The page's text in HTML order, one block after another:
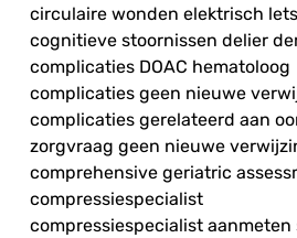
circulaire wonden elektrisch
cognitieve stoornissen delier
complicaties DOAC hematoloog
complicaties geen nieuwe
complicaties gerelateerd aan
zorgvraag geen nieuwe
comprehensive geriatric
compressiespecialist
compressiespecialist aanmeten